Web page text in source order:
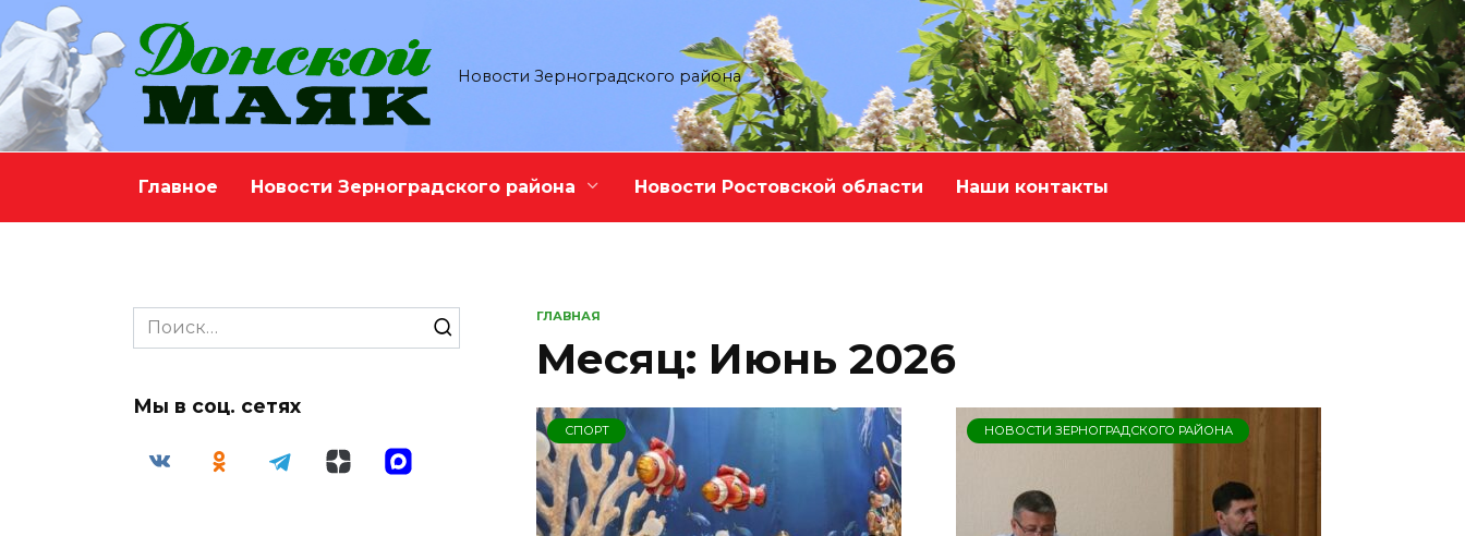
Перейти
к
содержанию
Новости Зерноградского района
Главное Новости Зерноградского района Новости Ростовской области Наши контакты
ГЛАВНАЯ
Месяц: Июнь 2026
СПОРТ НОВОСТИ ЗЕРНОГРАДСКОГО РАЙОНА
Search
for:
Мы в соц. сетях